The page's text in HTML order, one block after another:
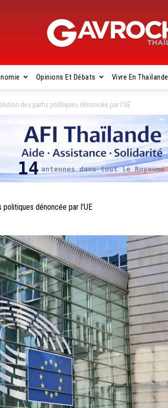
Gavroche
Thaïlande
Opinions Et Débats Vivre En Thaïlande
des partis politiques dénoncée par l’UE
dénoncée par l’UE